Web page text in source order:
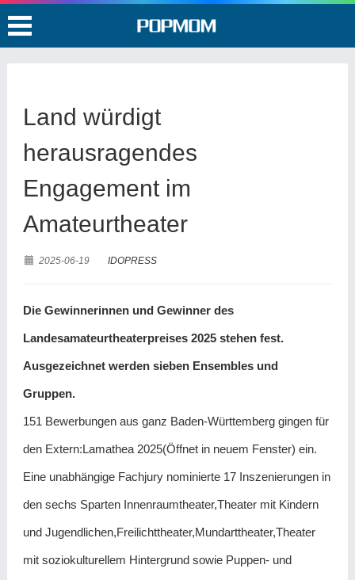
Land würdigt
herausragendes
Engagement im
Amateurtheater
2025-06-19 IDOPRESS
Die Gewinnerinnen und Gewinner des
Landesamateurtheaterpreises 2025 stehen fest.
Ausgezeichnet werden sieben Ensembles und
Gruppen.
151 Bewerbungen aus ganz Baden-Württemberg gingen für
den Extern:Lamathea 2025(Öffnet in neuem Fenster) ein.
Eine unabhängige Fachjury nominierte 17 Inszenierungen in
den sechs Sparten Innenraumtheater,Theater mit Kindern
und Jugendlichen,Freilichttheater,Mundarttheater,Theater
mit soziokulturellem Hintergrund sowie Puppen- und